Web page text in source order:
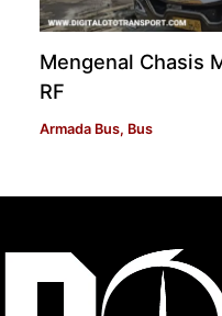
Mengenal Chasis
RF
Armada Bus, Bus